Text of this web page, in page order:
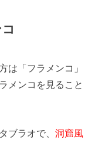
は「フラメンコ」
メンコを見ること
ブラオで、洞窟風